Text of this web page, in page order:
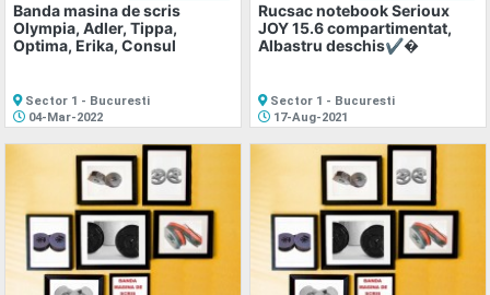
Banda masina de scris
Olympia, Adler, Tippa,
Optima, Erika, Consul
Sector 1 - Bucuresti
04-Mar-2022
Rucsac notebook Serioux
JOY 15.6 compartimentat,
Albastru deschis✔�
Sector 1 - Bucuresti
17-Aug-2021